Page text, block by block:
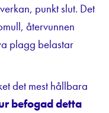
punkt slut. Det
återvunnen
plagg belastar
det mest hållbara
befogad detta